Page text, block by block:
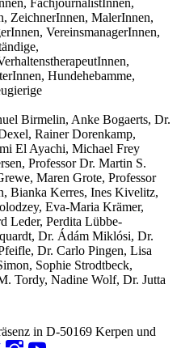
FachjournalistInnen,
ZeichnerInnen, MalerInnen,
VereinsmanagerInnen,
Hundehebamme,
Birmelin, Anke Bogaerts, Dr.
Rainer Dorenkamp,
El Ayachi, Michael Frey
Professor Dr. Martin S.
Maren Grote, Professor
Bianka Kerres, Ines Kivelitz,
Eva-Maria Krämer,
Leder, Perdita Lübbe-
Dr. Ádám Miklósi, Dr.
Dr. Carlo Pingen, Lisa
Sophie Strodtbeck,
Tordy, Nadine Wolf, Dr. Jutta
in D-50169 Kerpen und